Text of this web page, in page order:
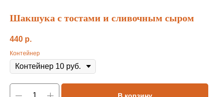
Шакшука с тостами и сливочным сыром
440 р.
Контейнер